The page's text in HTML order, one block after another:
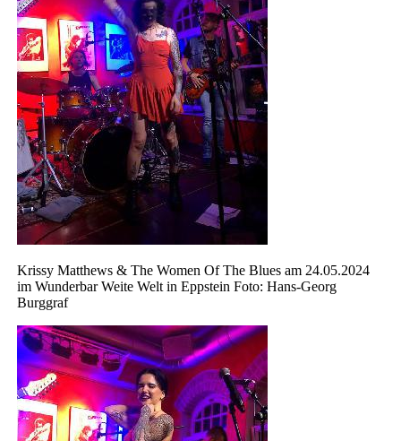
Krissy Matthews & The Women Of The Blues am 24.05.2024
im Wunderbar Weite Welt in Eppstein Foto: Hans-Georg
Burggraf